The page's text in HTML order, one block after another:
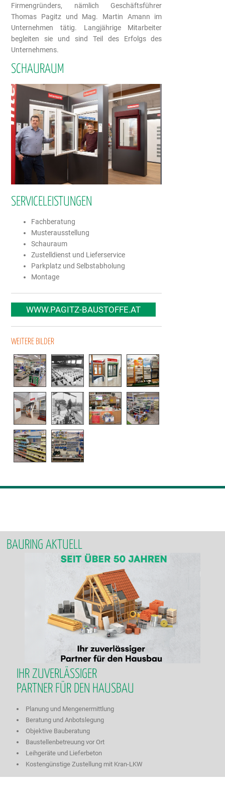
Firmengründers, nämlich Geschäftsführer
Thomas Pagitz und Mag. Martin Amann im
Unternehmen tätig. Langjährige Mitarbeiter
begleiten sie und sind Teil des Erfolgs des
Unternehmens.
SCHAURAUM
SERVICELEISTUNGEN
Fachberatung
Musterausstellung
Schauraum
Zustelldienst und Lieferservice
Parkplatz und Selbstabholung
Montage
WWW.PAGITZ-BAUSTOFFE.AT
WEITERE BILDER
BAURING AKTUELL
IHR ZUVERLÄSSIGER
PARTNER FÜR DEN HAUSBAU
Planung und Mengenermittlung
Beratung und Anbotslegung
Objektive Bauberatung
Baustellenbetreuung vor Ort
Leihgeräte und Lieferbeton
Kostengünstige Zustellung mit Kran-LKW